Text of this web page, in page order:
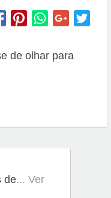
de olhar para
de... Ver